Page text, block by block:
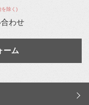
除く)
わせ
ーム